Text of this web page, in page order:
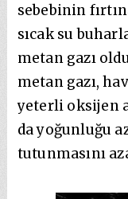
sebebinin
sıcak su
metan gazı
metan gazı,
yeterli oksijen
da yoğunluğu
tutunmasını